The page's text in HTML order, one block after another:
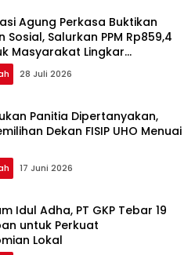
Agung Perkasa Buktikan
Sosial, Salurkan PPM Rp859,4
Masyarakat Lingkar
28 Juli 2026
Panitia Dipertanyakan,
Dekan FISIP UHO Menuai
17 Juni 2026
Idul Adha, PT GKP Tebar 19
untuk Perkuat
Lokal